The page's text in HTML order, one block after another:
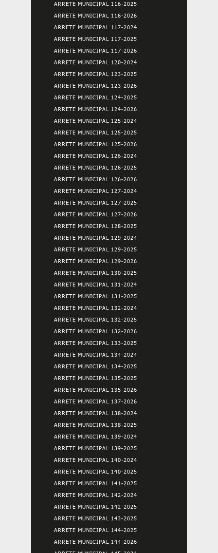
ARRETE MUNICIPAL 116-2025
ARRETE MUNICIPAL 116-2026
ARRETE MUNICIPAL 117-2024
ARRETE MUNICIPAL 117-2025
ARRETE MUNICIPAL 117-2026
ARRETE MUNICIPAL 120-2024
ARRETE MUNICIPAL 123-2025
ARRETE MUNICIPAL 123-2026
ARRETE MUNICIPAL 124-2025
ARRETE MUNICIPAL 124-2026
ARRETE MUNICIPAL 125-2024
ARRETE MUNICIPAL 125-2025
ARRETE MUNICIPAL 125-2026
ARRETE MUNICIPAL 126-2024
ARRETE MUNICIPAL 126-2025
ARRETE MUNICIPAL 126-2026
ARRETE MUNICIPAL 127-2024
ARRETE MUNICIPAL 127-2025
ARRETE MUNICIPAL 127-2026
ARRETE MUNICIPAL 128-2025
ARRETE MUNICIPAL 129-2024
ARRETE MUNICIPAL 129-2025
ARRETE MUNICIPAL 129-2026
ARRETE MUNICIPAL 130-2025
ARRETE MUNICIPAL 131-2024
ARRETE MUNICIPAL 131-2025
ARRETE MUNICIPAL 132-2024
ARRETE MUNICIPAL 132-2025
ARRETE MUNICIPAL 132-2026
ARRETE MUNICIPAL 133-2025
ARRETE MUNICIPAL 134-2024
ARRETE MUNICIPAL 134-2025
ARRETE MUNICIPAL 135-2025
ARRETE MUNICIPAL 135-2026
ARRETE MUNICIPAL 137-2026
ARRETE MUNICIPAL 138-2024
ARRETE MUNICIPAL 138-2025
ARRETE MUNICIPAL 139-2024
ARRETE MUNICIPAL 139-2025
ARRETE MUNICIPAL 140-2024
ARRETE MUNICIPAL 140-2025
ARRETE MUNICIPAL 141-2025
ARRETE MUNICIPAL 142-2024
ARRETE MUNICIPAL 142-2025
ARRETE MUNICIPAL 143-2025
ARRETE MUNICIPAL 144-2025
ARRETE MUNICIPAL 144-2026